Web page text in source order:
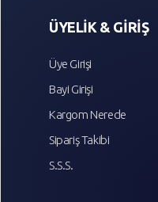
ÜYELİK & GİRİŞ
Üye Girişi
Bayi Girişi
Kargom Nerede
Sipariş Takibi
S.S.S.